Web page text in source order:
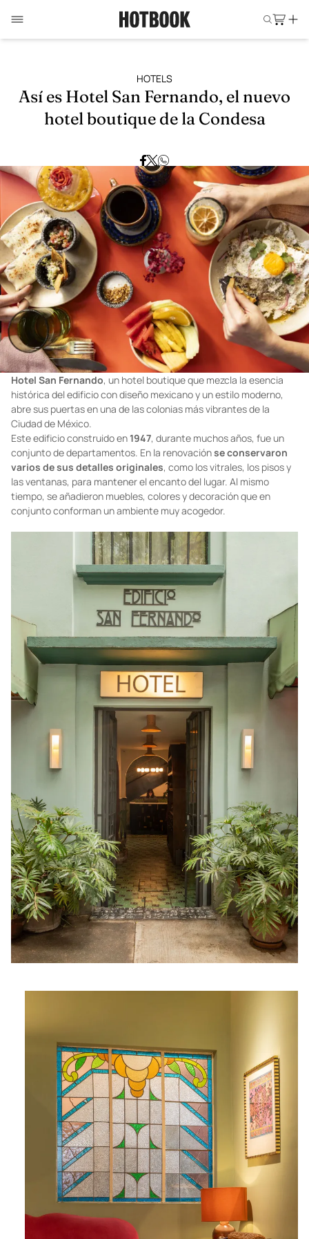
HOTELS
Así es Hotel San Fernando, el nuevo
hotel boutique de la Condesa
Hotel San Fernando, un hotel boutique que mezcla la esencia
histórica del edificio con diseño mexicano y un estilo moderno,
abre sus puertas en una de las colonias más vibrantes de la
Ciudad de México.
Este edificio construido en1947, durante muchos años, fue un
conjunto de departamentos. En la renovaciónse conservaron
varios de sus detalles originales, como los vitrales, los pisos y
las ventanas, para mantener el encanto del lugar. Al mismo
tiempo, se añadieron muebles, colores y decoración que en
conjunto conforman un ambiente muy acogedor.